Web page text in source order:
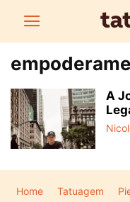
A
Home Tatuagem